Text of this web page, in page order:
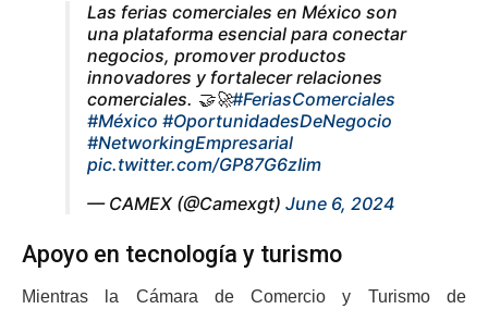
Las ferias comerciales en México son
una plataforma esencial para conectar
negocios, promover productos
innovadores y fortalecer relaciones
comerciales. 🤝🚀#FeriasComerciales
#México #OportunidadesDeNegocio
#NetworkingEmpresarial
pic.twitter.com/GP87G6zIim
— CAMEX (@Camexgt) June 6, 2024
Apoyo en tecnología y turismo
Mientras la Cámara de Comercio y Turismo de